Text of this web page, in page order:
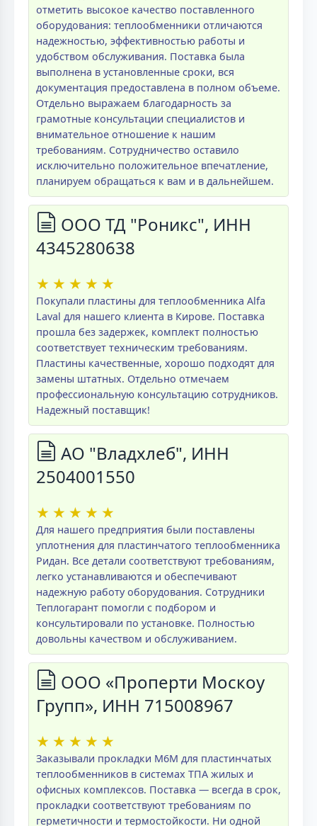
отметить высокое качество поставленного
оборудования: теплообменники отличаются
надежностью, эффективностью работы и
удобством обслуживания. Поставка была
выполнена в установленные сроки, вся
документация предоставлена в полном объеме.
Отдельно выражаем благодарность за
грамотные консультации специалистов и
внимательное отношение к нашим
требованиям. Сотрудничество оставило
исключительно положительное впечатление,
планируем обращаться к вам и в дальнейшем.
ООО ТД "Роникс", ИНН
4345280638
★ ★ ★ ★ ★
Покупали пластины для теплообменника Alfa
Laval для нашего клиента в Кирове. Поставка
прошла без задержек, комплект полностью
соответствует техническим требованиям.
Пластины качественные, хорошо подходят для
замены штатных. Отдельно отмечаем
профессиональную консультацию сотрудников.
Надежный поставщик!
АО "Владхлеб", ИНН
2504001550
★ ★ ★ ★ ★
Для нашего предприятия были поставлены
уплотнения для пластинчатого теплообменника
Ридан. Все детали соответствуют требованиям,
легко устанавливаются и обеспечивают
надежную работу оборудования. Сотрудники
Теплогарант помогли с подбором и
консультировали по установке. Полностью
довольны качеством и обслуживанием.
ООО «Проперти Москоу
Групп», ИНН 715008967
★ ★ ★ ★ ★
Заказывали прокладки M6M для пластинчатых
теплообменников в системах ТПА жилых и
офисных комплексов. Поставка — всегда в срок,
прокладки соответствуют требованиям по
герметичности и термостойкости. Ни одной